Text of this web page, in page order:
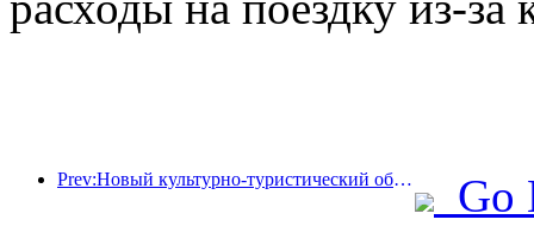
Prev:Новый культурно-туристический объект в центре Пекина, парк «Пиннакл», официально откроется в этом году.
Go